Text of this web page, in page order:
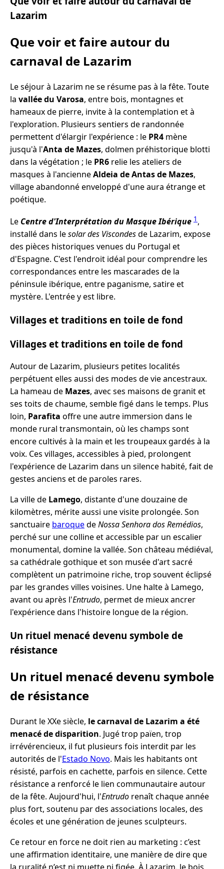
Lazarim
Que voir et faire autour du
carnaval de Lazarim
Le séjour à Lazarim ne se résume pas à la fête. Toute
la vallée du Varosa, entre bois, montagnes et
hameaux de pierre, invite à la contemplation et à
l'exploration. Plusieurs sentiers de randonnée
permettent d'élargir l'expérience : le PR4 mène
jusqu'à l'Anta de Mazes, dolmen préhistorique blotti
dans la végétation ; le PR6 relie les ateliers de
masques à l'ancienneAldeia de Antas de Mazes,
village abandonné enveloppé d'une aura étrange et
poétique.
Le Centre d'Interprétation du Masque Ibérique 1 ,
installé dans lesolar des Viscondesde Lazarim, expose
des pièces historiques venues du Portugal et
d'Espagne. C'est l'endroit idéal pour comprendre les
correspondances entre les mascarades de la
péninsule ibérique, entre paganisme, satire et
mystère. L'entrée y est libre.
Villages et traditions en toile de fond
Villages et traditions en toile de fond
Autour de Lazarim, plusieurs petites localités
perpétuent elles aussi des modes de vie ancestraux.
La hameau de Mazes, avec ses maisons de granit et
ses toits de chaume, semble figé dans le temps. Plus
loin, Parafita offre une autre immersion dans le
monde rural transmontain, où les champs sont
encore cultivés à la main et les troupeaux gardés à la
voix. Ces villages, accessibles à pied, prolongent
l'expérience de Lazarim dans un silence habité, fait de
gestes anciens et de paroles rares.
La ville de Lamego, distante d'une douzaine de
kilomètres, mérite aussi une visite prolongée. Son
sanctuaire baroquedeNossa Senhora dos Remédios,
perché sur une colline et accessible par un escalier
monumental, domine la vallée. Son château médiéval,
sa cathédrale gothique et son musée d'art sacré
complètent un patrimoine riche, trop souvent éclipsé
par les grandes villes voisines. Une halte à Lamego,
avant ou après l'Entrudo, permet de mieux ancrer
l'expérience dans l'histoire longue de la région.
Un rituel menacé devenu symbole de
résistance
Un rituel menacé devenu symbole
de résistance
Durant le XXe siècle, le carnaval de Lazarim a été
menacé de disparition. Jugé trop païen, trop
irrévérencieux, il fut plusieurs fois interdit par les
autorités de l'Estado Novo. Mais les habitants ont
résisté, parfois en cachette, parfois en silence. Cette
résistance a renforcé le lien communautaire autour
de la fête. Aujourd'hui, l'Entrudo renaît chaque année
plus fort, soutenu par des associations locales, des
écoles et une génération de jeunes sculpteurs.
Ce retour en force ne doit rien au marketing : c’est
une affirmation identitaire, une manière de dire que